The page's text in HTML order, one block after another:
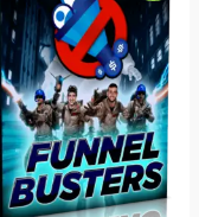
original
era:
$97.00.
actual
es:
$6.00.